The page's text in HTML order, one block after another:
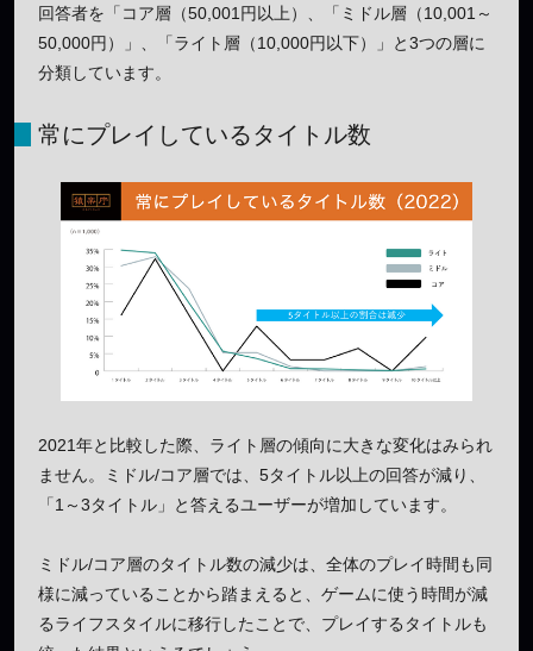
回答者を「コア層（50,001円以上）、「ミドル層（10,001～
50,000円）」、「ライト層（10,000円以下）」と3つの層に
分類しています。
常にプレイしているタイトル数
2021年と比較した際、ライト層の傾向に大きな変化はみられ
ません。ミドル/コア層では、5タイトル以上の回答が減り、
「1～3タイトル」と答えるユーザーが増加しています。
ミドル/コア層のタイトル数の減少は、全体のプレイ時間も同
様に減っていることから踏まえると、ゲームに使う時間が減
るライフスタイルに移行したことで、プレイするタイトルも